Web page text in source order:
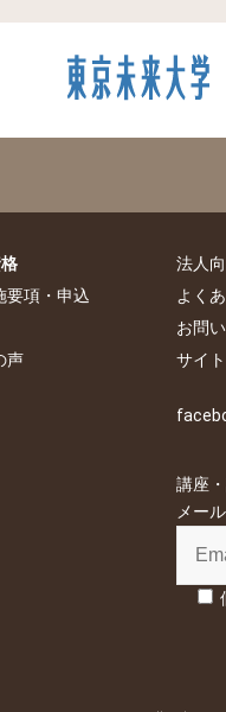
点から対応へのヒントを与
サポートします。産業カウン
家ということができます。心
あると評価する
ついてはより低く判断する
あまり好きでない社員には
円に値下げされている商品
しょうし、縦に○と×が交互
互に並んでいると見てもよ
多くの人は、横の○あるいは×
要項・申込
声
法人
よく
お問
サイ
講座
メー